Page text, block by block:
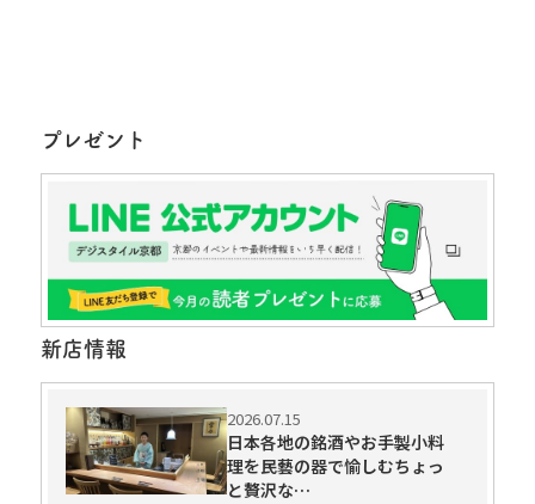
プレゼント
新店情報
2026.07.15
日本各地の銘酒やお手製小料
理を民藝の器で愉しむちょっ
と贅沢な…